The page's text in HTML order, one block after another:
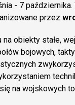
- 7
przez
na obiekty stałe,
bojowych,
na wojskowych